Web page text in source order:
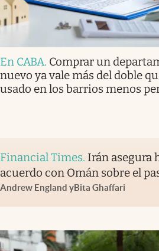
En CABA. Comprar un
nuevo ya vale más del doble
usado en los barrios menos
Financial Times. Irán asegura
acuerdo con Omán sobre el
Andrew England yBita Ghaffari